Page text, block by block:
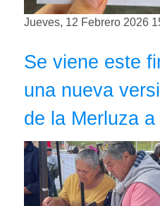
Jueves, 12 Febrero 2026
Se viene este
una nueva
de la Merluza